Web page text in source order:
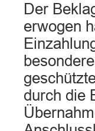
Der
erwogen
durch die